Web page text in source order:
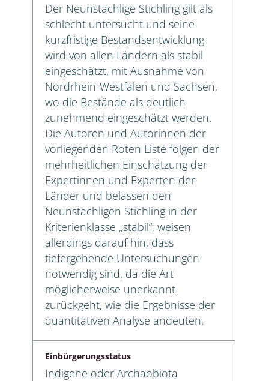
Der Neunstachlige Stichling gilt als
schlecht untersucht und seine
kurzfristige Bestandsentwicklung
wird von allen Ländern als stabil
eingeschätzt, mit Ausnahme von
Nordrhein-Westfalen und Sachsen,
wo die Bestände als deutlich
zunehmend eingeschätzt werden.
Die Autoren und Autorinnen der
vorliegenden Roten Liste folgen der
mehrheitlichen Einschätzung der
Expertinnen und Experten der
Länder und belassen den
Neunstachligen Stichling in der
Kriterienklasse „stabil“, weisen
allerdings darauf hin, dass
tiefergehende Untersuchungen
notwendig sind, da die Art
möglicherweise unerkannt
zurückgeht, wie die Ergebnisse der
quantitativen Analyse andeuten.
Einbürgerungsstatus
Indigene oder Archäobiota